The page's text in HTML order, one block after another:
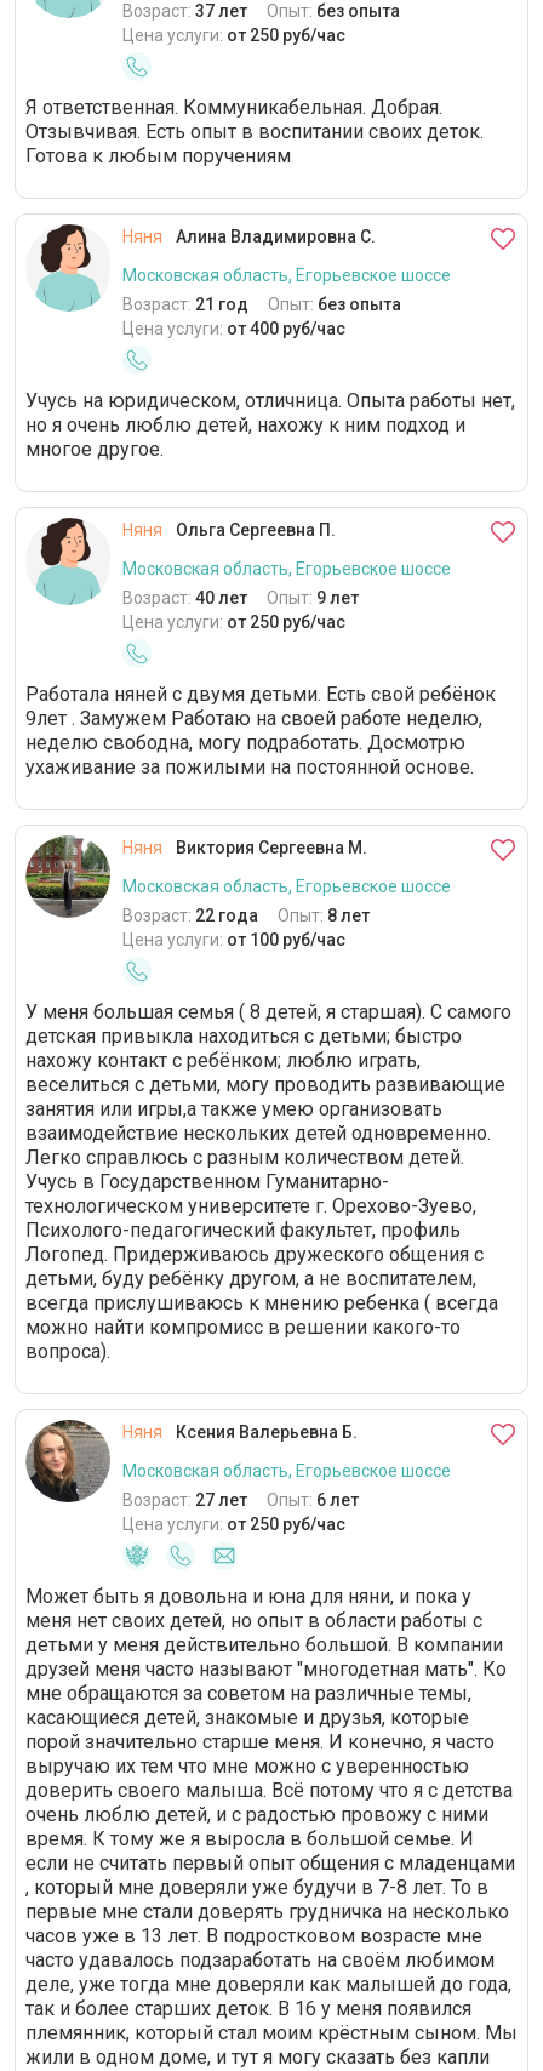
Возраст: 37 лет Опыт: без опыта
Цена услуги: от 250 руб/час
Я ответственная. Коммуникабельная. Добрая.
Отзывчивая. Есть опыт в воспитании своих деток.
Готова к любым поручениям
Няня
Алина Владимировна С.
Московская область, Егорьевское шоссе
Возраст: 21 год Опыт: без опыта
Цена услуги: от 400 руб/час
Учусь на юридическом, отличница. Опыта работы нет,
но я очень люблю детей, нахожу к ним подход и
многое другое.
Няня
Ольга Сергеевна П.
Московская область, Егорьевское шоссе
Возраст: 40 лет Опыт: 9 лет
Цена услуги: от 250 руб/час
Работала няней с двумя детьми. Есть свой ребёнок
9лет . Замужем Работаю на своей работе неделю,
неделю свободна, могу подработать. Досмотрю
ухаживание за пожилыми на постоянной основе.
Няня
Виктория Сергеевна М.
Московская область, Егорьевское шоссе
Возраст: 22 года Опыт: 8 лет
Цена услуги: от 100 руб/час
У меня большая семья ( 8 детей, я старшая). С самого
детская привыкла находиться с детьми; быстро
нахожу контакт с ребёнком; люблю играть,
веселиться с детьми, могу проводить развивающие
занятия или игры,а также умею организовать
взаимодействие нескольких детей одновременно.
Легко справлюсь с разным количеством детей.
Учусь в Государственном Гуманитарно-
технологическом университете г. Орехово-Зуево,
Психолого-педагогический факультет, профиль
Логопед. Придерживаюсь дружеского общения с
детьми, буду ребёнку другом, а не воспитателем,
всегда прислушиваюсь к мнению ребенка ( всегда
можно найти компромисс в решении какого-то
вопроса).
Няня
Ксения Валерьевна Б.
Московская область, Егорьевское шоссе
Возраст: 27 лет Опыт: 6 лет
Цена услуги: от 250 руб/час
Может быть я довольна и юна для няни, и пока у
меня нет своих детей, но опыт в области работы с
детьми у меня действительно большой. В компании
друзей меня часто называют "многодетная мать". Ко
мне обращаются за советом на различные темы,
касающиеся детей, знакомые и друзья, которые
порой значительно старше меня. И конечно, я часто
выручаю их тем что мне можно с уверенностью
доверить своего малыша. Всё потому что я с детства
очень люблю детей, и с радостью провожу с ними
время. К тому же я выросла в большой семье. И
если не считать первый опыт общения с младенцами
, который мне доверяли уже будучи в 7-8 лет. То в
первые мне стали доверять грудничка на несколько
часов уже в 13 лет. В подростковом возрасте мне
часто удавалось подзаработать на своём любимом
деле, уже тогда мне доверяли как малышей до года,
так и более старших деток. В 16 у меня появился
племянник, который стал моим крёстным сыном. Мы
жили в одном доме, и тут я могу сказать без капли